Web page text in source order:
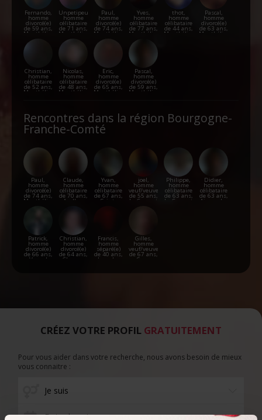
Fernando,
homme
divorcé(e)
de 59 ans,
Montbéliard
Unpetipeu,
homme
célibataire
de 71 ans,
Montbéliard
Paul,
homme
divorcé(e)
de 74 ans,
Montbéliard
Yves,
homme
célibataire
de 77 ans,
Montbéliard
thot,
homme
célibataire
de 44 ans,
Montbéliard
Pascal,
homme
divorcé(e)
de 63 ans,
Montbéliard
Christian,
homme
célibataire
de 52 ans,
Montbéliard
Nicolas,
homme
célibataire
de 48 ans,
Montbéliard
Eric,
homme
divorcé(e)
de 65 ans,
Montbéliard
Pascal,
homme
divorcé(e)
de 59 ans,
Montbéliard
Rencontres dans la région Bourgogne-
Franche-Comté
Paul,
homme
divorcé(e)
de 74 ans,
Montbéliard
Claude,
homme
célibataire
de 70 ans,
Avallon
Yvan,
homme
célibataire
de 67 ans,
Saint-
joel,
homme
veuf/veuve
de 55 ans,
Le Creusot
Philippe,
homme
célibataire
de 63 ans,
Le Creusot
Didier,
homme
célibataire
de 63 ans,
Aignay-le-
Patrick,
homme
divorcé(e)
de 66 ans,
Vesoul
Christian,
homme
divorcé(e)
de 64 ans,
Clamecy
Francis,
homme
séparé(e)
de 40 ans,
Lons-le-
Gilles,
homme
veuf/veuve
de 67 ans,
Sens
CRÉEZ VOTRE PROFIL GRATUITEMENT
Pour vous aider dans votre recherche, nous avons besoin de mieux
vous connaitre :
Date de naissance